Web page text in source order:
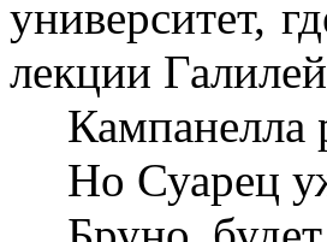
университет,
лекции
Кампанелла
Но Суарец